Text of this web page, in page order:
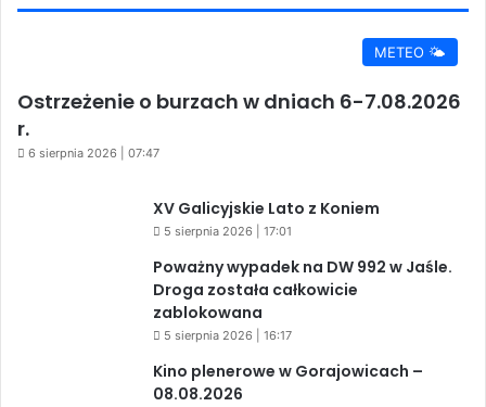
METEO 🌤️
Ostrzeżenie o burzach w dniach 6-7.08.2026
r.
6 sierpnia 2026 | 07:47
XV Galicyjskie Lato z Koniem
5 sierpnia 2026 | 17:01
Poważny wypadek na DW 992 w Jaśle.
Droga została całkowicie
zablokowana
5 sierpnia 2026 | 16:17
Kino plenerowe w Gorajowicach –
08.08.2026